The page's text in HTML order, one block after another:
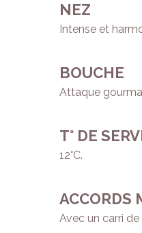
NEZ
Intense et
BOUCHE
Attaque
T° DE
12°C.
ACCORDS
Avec un carri